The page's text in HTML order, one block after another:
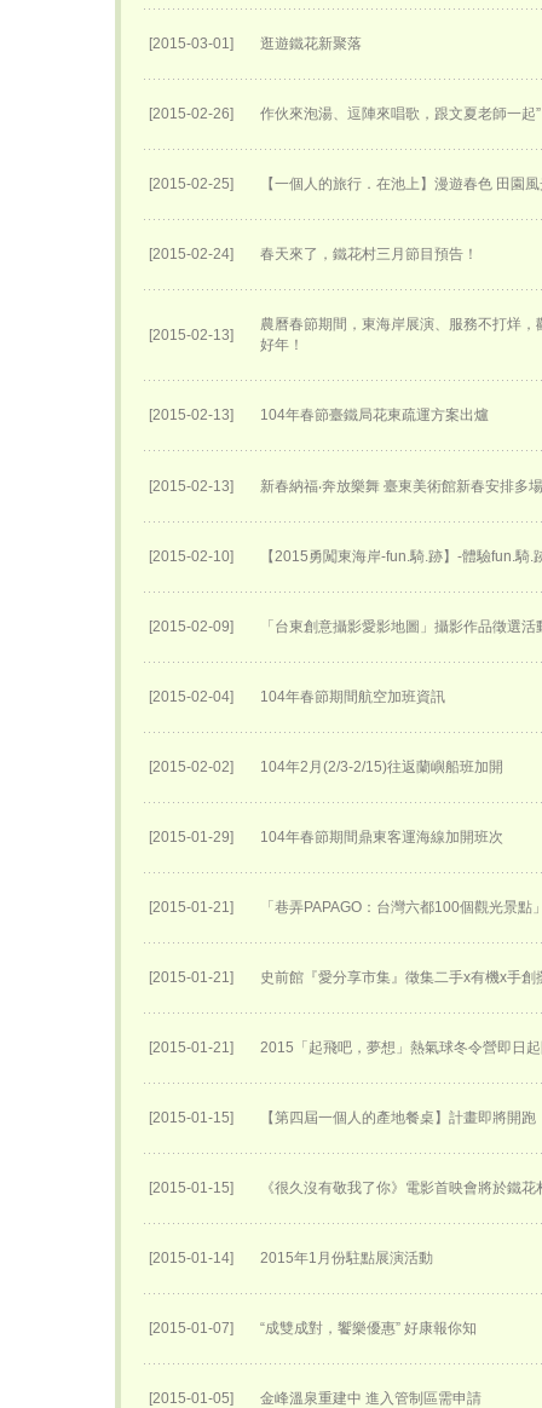
[2015-03-01] 逛遊鐵花新聚落
[2015-02-26] 作伙來泡湯、逗陣來唱歌，跟文夏老師一起
[2015-02-25] 【一個人的旅行．在池上】漫遊春色 田園
[2015-02-24] 春天來了，鐵花村三月節目預告！
[2015-02-13]
農曆春節期間，東海岸展演、服務不打烊
好年！
[2015-02-13] 104年春節臺鐵局花東疏運方案出爐
[2015-02-13] 新春納福‧奔放樂舞 臺東美術館新春安排多
[2015-02-10] 【2015勇闖東海岸-fun.騎.跡】-體驗fun.騎.
[2015-02-09] 「台東創意攝影愛影地圖」攝影作品徵選活
[2015-02-04] 104年春節期間航空加班資訊
[2015-02-02] 104年2月(2/3-2/15)往返蘭嶼船班加開
[2015-01-29] 104年春節期間鼎東客運海線加開班次
[2015-01-21] 「巷弄PAPAGO：台灣六都100個觀光景點
[2015-01-21] 史前館『愛分享市集』徵集二手x有機x手創
[2015-01-21] 2015「起飛吧，夢想」熱氣球冬令營即日
[2015-01-15] 【第四屆一個人的產地餐桌】計畫即將開跑
[2015-01-15] 《很久沒有敬我了你》電影首映會將於鐵花
[2015-01-14] 2015年1月份駐點展演活動
[2015-01-07] “成雙成對，饗樂優惠” 好康報你知
[2015-01-05] 金峰溫泉重建中 進入管制區需申請